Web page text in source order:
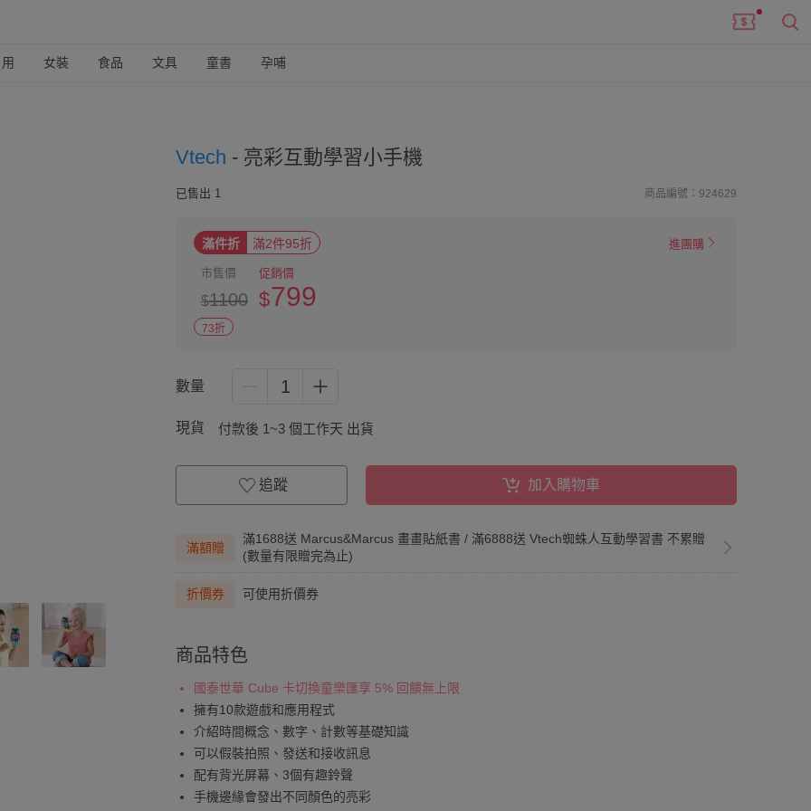
女裝 食品 文具 童書 孕哺
Vtech - 亮彩互動學習小手機
已售出 1 商品編號：924629
滿件折 滿2件95折 進團購
市售價
$1100
促銷價
$799
73折
數量 1
現貨 付款後 1~3 個工作天 出貨
追蹤 加入購物車
滿額贈
滿1688送 Marcus&Marcus 畫畫貼紙書 / 滿6888送 Vtech蜘蛛人互動學習書 不累贈
(數量有限贈完為止)
折價券 可使用折價券
商品特色
國泰世華 Cube 卡切換童樂匯享 5% 回饋無上限
擁有10款遊戲和應用程式
介紹時間概念、數字、計數等基礎知識
可以假裝拍照、發送和接收訊息
配有背光屏幕、3個有趣鈴聲
手機邊緣會發出不同顏色的亮彩